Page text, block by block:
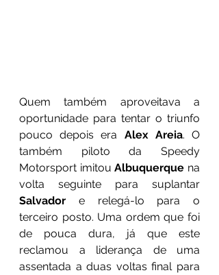
Quem também aproveitava a
oportunidade para tentar o triunfo
pouco depois era Alex Areia. O
também piloto da Speedy
Motorsport imitou Albuquerque na
Salvador e relegá-lo para o
terceiro posto. Uma ordem que foi
de pouca dura, já que este
reclamou a liderança de uma
assentada a duas voltas final para